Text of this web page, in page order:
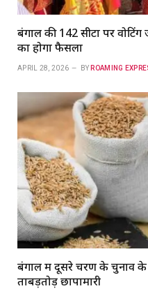
बंगाल की 142 सीटों पर वोटिंग
का होगा फैसला
APRIL 28, 2026 BY ROAMING
बंगाल में दूसरे चरण के चुनाव के
ताबड़तोड़ छापामारी